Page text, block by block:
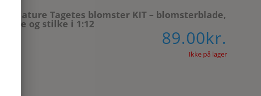
Miniature Tagetes blomster KIT – blomsterblade,
blade og stilke i 1:12
89.00kr.
Ikke på lager